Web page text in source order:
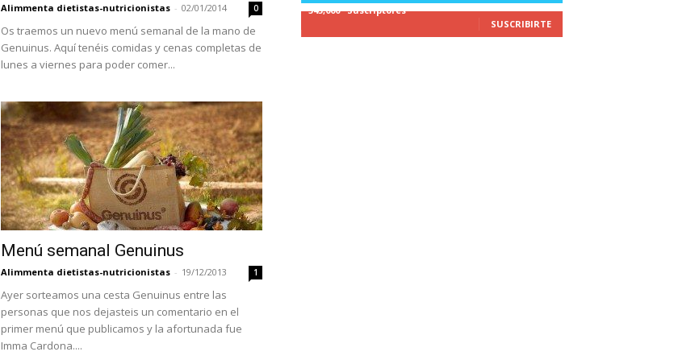
Alimmenta dietistas-nutricionistas - 02/01/2014 0
Os traemos un nuevo menú semanal de la mano de
Genuinus. Aquí tenéis comidas y cenas completas de
lunes a viernes para poder comer...
Menú semanal Genuinus
Alimmenta dietistas-nutricionistas - 19/12/2013 1
Ayer sorteamos una cesta Genuinus entre las
personas que nos dejasteis un comentario en el
primer menú que publicamos y la afortunada fue
Imma Cardona....
545,000 Suscriptores
SUSCRIBIRTE